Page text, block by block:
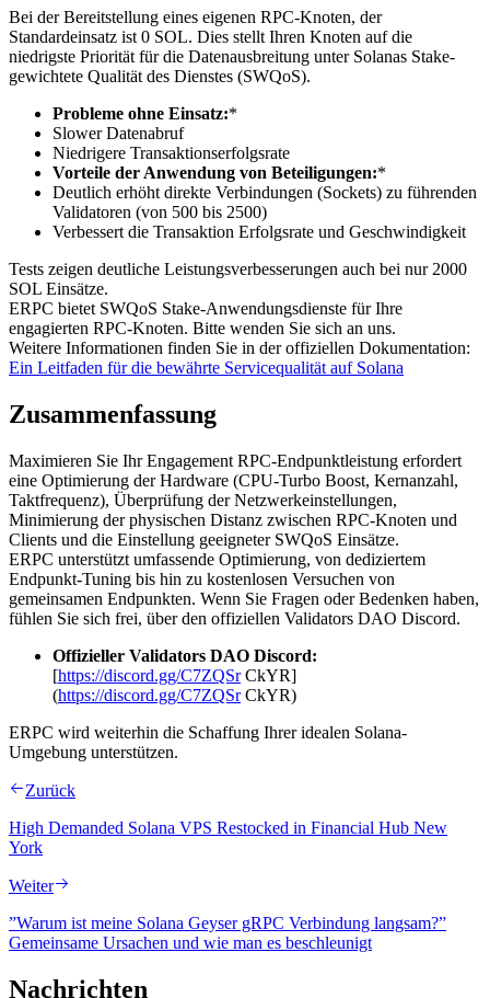
Bei der Bereitstellung eines eigenen RPC-Knoten, der
Standardeinsatz ist 0 SOL. Dies stellt Ihren Knoten auf die
niedrigste Priorität für die Datenausbreitung unter Solanas Stake-
gewichtete Qualität des Dienstes (SWQoS).
Probleme ohne Einsatz:*
Slower Datenabruf
Niedrigere Transaktionserfolgsrate
Vorteile der Anwendung von Beteiligungen:*
Deutlich erhöht direkte Verbindungen (Sockets) zu führenden
Validatoren (von 500 bis 2500)
Verbessert die Transaktion Erfolgsrate und Geschwindigkeit
Tests zeigen deutliche Leistungsverbesserungen auch bei nur 2000
SOL Einsätze.
ERPC bietet SWQoS Stake-Anwendungsdienste für Ihre
engagierten RPC-Knoten. Bitte wenden Sie sich an uns.
Weitere Informationen finden Sie in der offiziellen Dokumentation:
Ein Leitfaden für die bewährte Servicequalität auf Solana
Zusammenfassung
Maximieren Sie Ihr Engagement RPC-Endpunktleistung erfordert
eine Optimierung der Hardware (CPU-Turbo Boost, Kernanzahl,
Taktfrequenz), Überprüfung der Netzwerkeinstellungen,
Minimierung der physischen Distanz zwischen RPC-Knoten und
Clients und die Einstellung geeigneter SWQoS Einsätze.
ERPC unterstützt umfassende Optimierung, von dediziertem
Endpunkt-Tuning bis hin zu kostenlosen Versuchen von
gemeinsamen Endpunkten. Wenn Sie Fragen oder Bedenken haben,
fühlen Sie sich frei, über den offiziellen Validators DAO Discord.
Offizieller Validators DAO Discord:
[https://discord.gg/C7ZQSrCkYR]
(https://discord.gg/C7ZQSrCkYR)
ERPC wird weiterhin die Schaffung Ihrer idealen Solana-
Umgebung unterstützen.
Zurück
High Demanded Solana VPS Restocked in Financial Hub New
York
Weiter
”Warum ist meine Solana Geyser gRPC Verbindung langsam?”
Gemeinsame Ursachen und wie man es beschleunigt
Nachrichten